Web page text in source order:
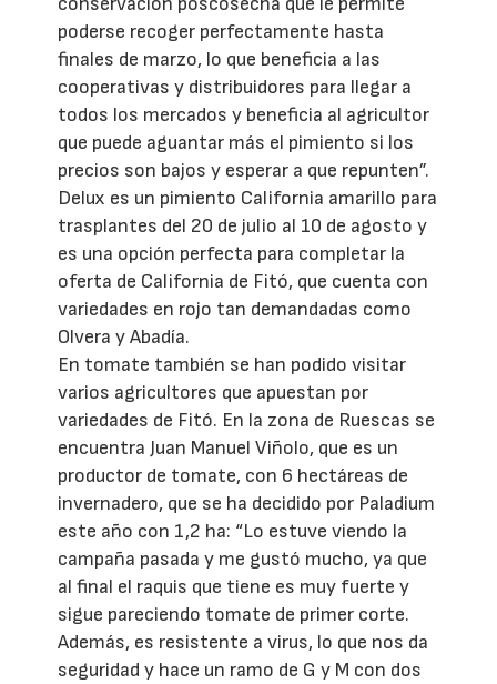
poderse recoger perfectamente hasta
finales de marzo, lo que beneficia a las
cooperativas y distribuidores para llegar a
todos los mercados y beneficia al agricultor
que puede aguantar más el pimiento si los
precios son bajos y esperar a que repunten”.
Delux es un pimiento California amarillo para
trasplantes del 20 de julio al 10 de agosto y
es una opción perfecta para completar la
oferta de California de Fitó, que cuenta con
variedades en rojo tan demandadas como
Olvera y Abadía.
En tomate también se han podido visitar
varios agricultores que apuestan por
variedades de Fitó. En la zona de Ruescas se
encuentra Juan Manuel Viñolo, que es un
productor de tomate, con 6 hectáreas de
invernadero, que se ha decidido por Paladium
este año con 1,2 ha: “Lo estuve viendo la
campaña pasada y me gustó mucho, ya que
al final el raquis que tiene es muy fuerte y
sigue pareciendo tomate de primer corte.
Además, es resistente a virus, lo que nos da
seguridad y hace un ramo de G y M con dos